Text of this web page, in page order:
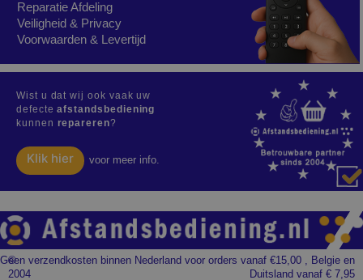
Reparatie Afdeling
Veiligheid & Privacy
Voorwaarden & Levertijd
Wist u dat wij ook vaak uw
defecteafstandsbediening
kunnen repareren?
Klik hier voor meer info.
©
2004
Geen verzendkosten binnen Nederland voor orders vanaf €15,00 , Belgie en
Duitsland vanaf € 7,95